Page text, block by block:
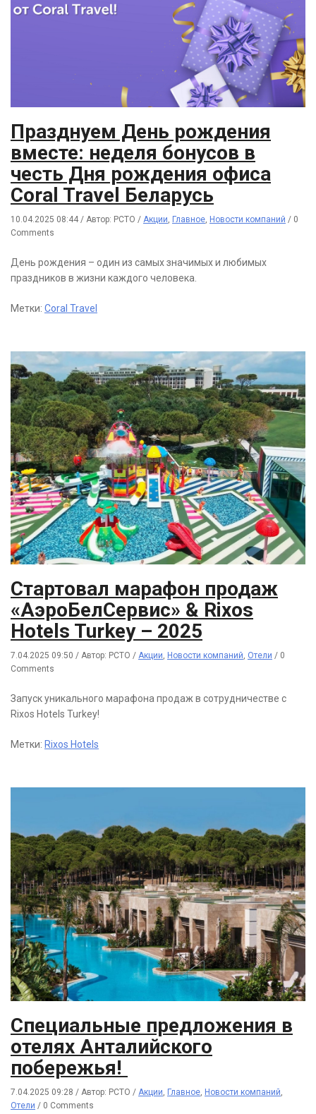
Празднуем День рождения
вместе: неделя бонусов в
честь Дня рождения офиса
Coral Travel Беларусь
10.04.2025 08:44 / Автор: РСТО / Акции Главное Новости компаний / 0
Comments
День рождения – один из самых значимых и любимых
праздников в жизни каждого человека.
Метки: Coral Travel
Стартовал марафон продаж
«АэроБелСервис» & Rixos
Hotels Turkey – 2025
7.04.2025 09:50 / Автор: РСТО / Акции, Новости компаний, Отели / 0
Comments
Запуск уникального марафона продаж в сотрудничестве с
Rixos Hotels Turkey!
Метки: Rixos Hotels
Специальные предложения в
отелях Анталийского
побережья!
7.04.2025 09:28 / Автор: РСТО / Акции, Главное, Новости компаний,
Отели / 0 Comments